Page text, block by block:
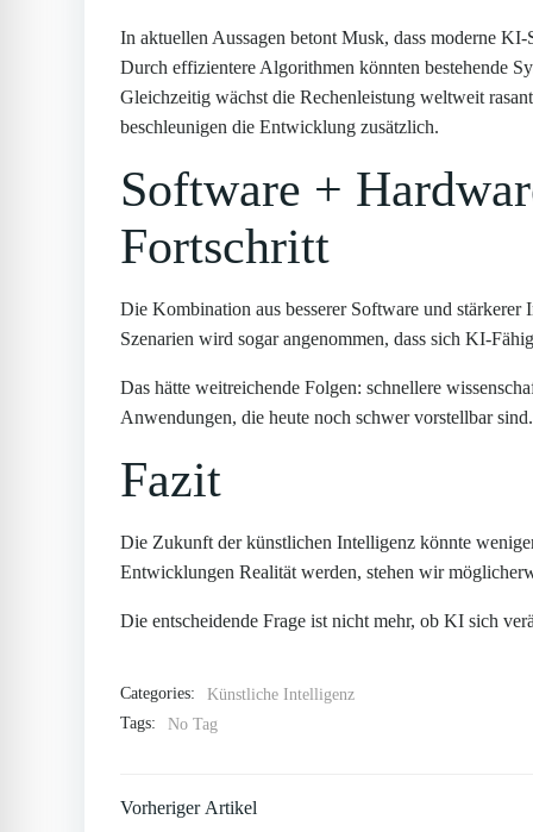
In aktuellen Aussagen betont Musk, dass moderne
Durch effizientere Algorithmen könnten bestehende
Gleichzeitig wächst die Rechenleistung weltweit
beschleunigen die Entwicklung zusätzlich.
Software +
Fortschritt
Die Kombination aus besserer Software und
Szenarien wird sogar angenommen, dass sich KI-
Das hätte weitreichende Folgen: schnellere
Anwendungen, die heute noch schwer vorstellbar sind.
Fazit
Die Zukunft der künstlichen Intelligenz könnte
Entwicklungen Realität werden, stehen wir
Die entscheidende Frage ist nicht mehr, ob KI sich
Categories:
Künstliche Intelligenz
Tags:
No Tag
Post
Vorheriger Artikel